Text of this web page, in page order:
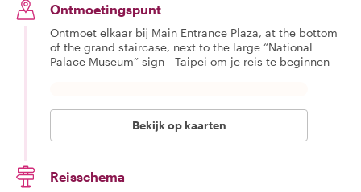
Ontmoetingspunt
Ontmoet elkaar bij Main Entrance Plaza, at the bottom
of the grand staircase, next to the large “National
Palace Museum” sign - Taipei om je reis te beginnen
Bekijk op kaarten
Reisschema